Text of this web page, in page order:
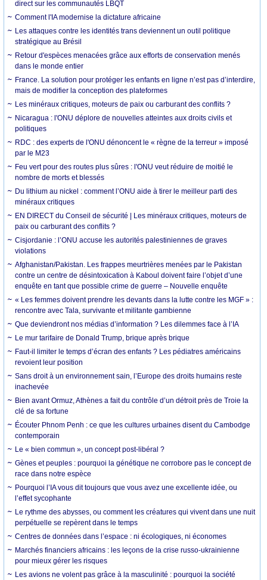
direct sur les communautés LBQT
Comment l'IA modernise la dictature africaine
Les attaques contre les identités trans deviennent un outil politique
stratégique au Brésil
Retour d'espèces menacées grâce aux efforts de conservation menés
dans le monde entier
France. La solution pour protéger les enfants en ligne n’est pas d’interdire,
mais de modifier la conception des plateformes
Les minéraux critiques, moteurs de paix ou carburant des conflits ?
Nicaragua : l'ONU déplore de nouvelles atteintes aux droits civils et
politiques
RDC : des experts de l'ONU dénoncent le « règne de la terreur » imposé
par le M23
Feu vert pour des routes plus sûres : l'ONU veut réduire de moitié le
nombre de morts et blessés
Du lithium au nickel : comment l’ONU aide à tirer le meilleur parti des
minéraux critiques
EN DIRECT du Conseil de sécurité | Les minéraux critiques, moteurs de
paix ou carburant des conflits ?
Cisjordanie : l’ONU accuse les autorités palestiniennes de graves
violations
Afghanistan/Pakistan. Les frappes meurtrières menées par le Pakistan
contre un centre de désintoxication à Kaboul doivent faire l’objet d’une
enquête en tant que possible crime de guerre – Nouvelle enquête
« Les femmes doivent prendre les devants dans la lutte contre les MGF » :
rencontre avec Tala, survivante et militante gambienne
Que deviendront nos médias d’information ? Les dilemmes face à l’IA
Le mur tarifaire de Donald Trump, brique après brique
Faut-il limiter le temps d’écran des enfants ? Les pédiatres américains
revoient leur position
Sans droit à un environnement sain, l’Europe des droits humains reste
inachevée
Bien avant Ormuz, Athènes a fait du contrôle d’un détroit près de Troie la
clé de sa fortune
Écouter Phnom Penh : ce que les cultures urbaines disent du Cambodge
contemporain
Le « bien commun », un concept post-libéral ?
Gènes et peuples : pourquoi la génétique ne corrobore pas le concept de
race dans notre espèce
Pourquoi l’IA vous dit toujours que vous avez une excellente idée, ou
l’effet sycophante
Le rythme des abysses, ou comment les créatures qui vivent dans une nuit
perpétuelle se repèrent dans le temps
Centres de données dans l’espace : ni écologiques, ni économes
Marchés financiers africains : les leçons de la crise russo-ukrainienne
pour mieux gérer les risques
Les avions ne volent pas grâce à la masculinité : pourquoi la société